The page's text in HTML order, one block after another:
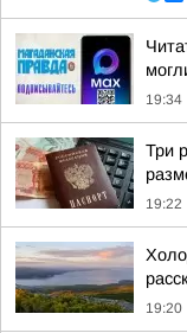
19:34
Три
19:22
19:20